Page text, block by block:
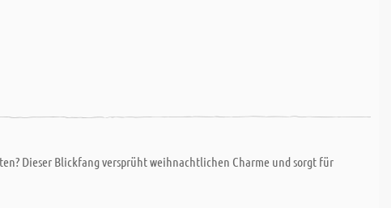
Dieser Blickfang versprüht weihnachtlichen Charme und sorgt für